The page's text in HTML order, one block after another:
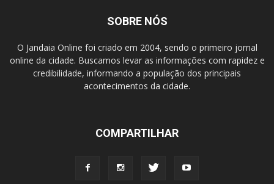
SOBRE NÓS
O Jandaia Online foi criado em 2004, sendo o primeiro jornal
online da cidade. Buscamos levar as informações com rapidez e
credibilidade, informando a população dos principais
acontecimentos da cidade.
COMPARTILHAR